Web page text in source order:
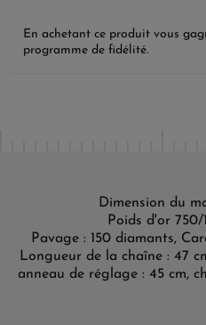
En achetant ce produit vous
programme de fidélité.
Dimension du
Poids d'or
Pavage : 150 diamants,
Longueur de la chaîne : 47
anneau de réglage : 45 cm,